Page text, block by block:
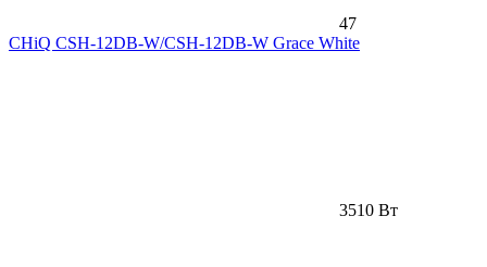
47
CHiQ CSH-12DB-W/CSH-12DB-W Grace White
3510 Вт